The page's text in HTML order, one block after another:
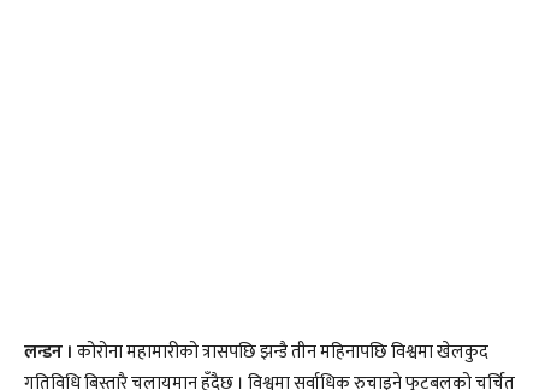
लन्डन । कोरोना महामारीको त्रासपछि झन्डै तीन महिनापछि विश्वमा खेलकुद
गतिविधि बिस्तारै चलायमान हुँदैछ । विश्वमा सर्वाधिक रुचाइने फुटबलको चर्चित